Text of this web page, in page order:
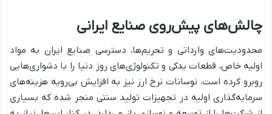
چالش‌های پیش‌روی صنایع ایرانی
محدودیت‌های وارداتی و تحریم‌ها، دسترسی صنایع ایران به مواد
اولیه خاص، قطعات یدکی و تکنولوژی‌های روز دنیا را با دشواری‌هایی
روبرو کرده است. نوسانات نرخ ارز نیز به افزایش بی‌رویه هزینه‌های
سرمایه‌گذاری اولیه در تجهیزات تولید سنتی منجر شده که بسیاری